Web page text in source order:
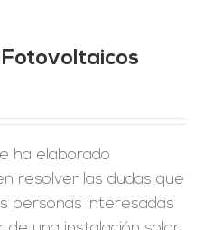
ha elaborado
resolver las dudas que
personas interesadas